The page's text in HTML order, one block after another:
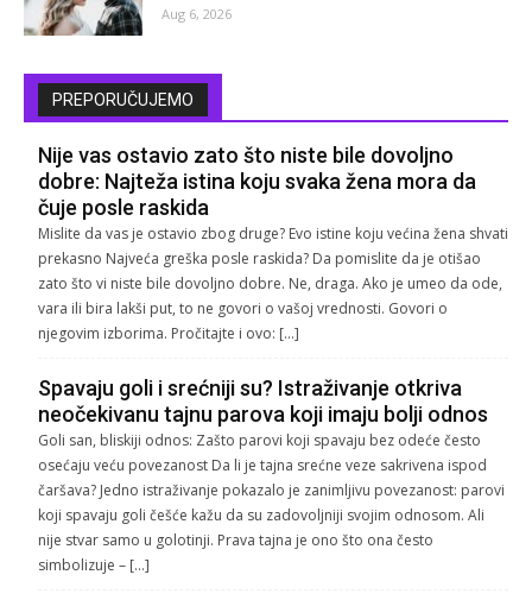
Aug 6, 2026
PREPORUČUJEMO
Nije vas ostavio zato što niste bile dovoljno
dobre: Najteža istina koju svaka žena mora da
čuje posle raskida
Mislite da vas je ostavio zbog druge? Evo istine koju većina žena shvati
prekasno Najveća greška posle raskida? Da pomislite da je otišao
zato što vi niste bile dovoljno dobre. Ne, draga. Ako je umeo da ode,
vara ili bira lakši put, to ne govori o vašoj vrednosti. Govori o
njegovim izborima. Pročitajte i ovo: […]
Spavaju goli i srećniji su? Istraživanje otkriva
neočekivanu tajnu parova koji imaju bolji odnos
Goli san, bliskiji odnos: Zašto parovi koji spavaju bez odeće često
osećaju veću povezanost Da li je tajna srećne veze sakrivena ispod
čaršava? Jedno istraživanje pokazalo je zanimljivu povezanost: parovi
koji spavaju goli češće kažu da su zadovoljniji svojim odnosom. Ali
nije stvar samo u golotinji. Prava tajna je ono što ona često
simbolizuje – […]